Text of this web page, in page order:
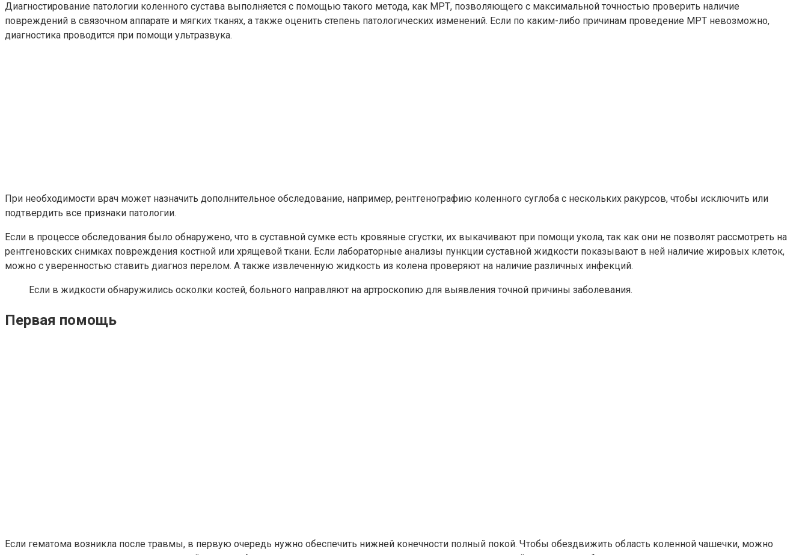
Диагностирование патологии коленного сустава выполняется с помощью такого метода, как МРТ, позволяющего с максимальной точностью проверить наличие
повреждений в связочном аппарате и мягких тканях, а также оценить степень патологических изменений. Если по каким-либо причинам проведение МРТ невозможно,
диагностика проводится при помощи ультразвука.
При необходимости врач может назначить дополнительное обследование, например, рентгенографию коленного суглоба с нескольких ракурсов, чтобы исключить или
подтвердить все признаки патологии.
Если в процессе обследования было обнаружено, что в суставной сумке есть кровяные сгустки, их выкачивают при помощи укола, так как они не позволят рассмотреть на
рентгеновских снимках повреждения костной или хрящевой ткани. Если лабораторные анализы пункции суставной жидкости показывают в ней наличие жировых клеток,
можно с уверенностью ставить диагноз перелом. А также извлеченную жидкость из колена проверяют на наличие различных инфекций.
Если в жидкости обнаружились осколки костей, больного направляют на артроскопию для выявления точной причины заболевания.
Первая помощь
Если гематома возникла после травмы, в первую очередь нужно обеспечить нижней конечности полный покой. Чтобы обездвижить область коленной чашечки, можно